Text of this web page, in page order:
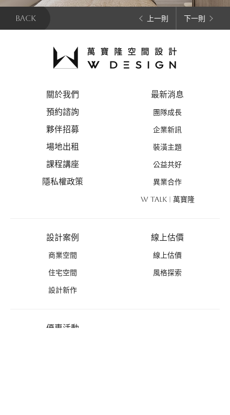
BACK 上一則 下一則
關於我們
預約諮詢
夥伴招募
場地出租
課程講座
隱私權政策
最新消息
團隊成長
企業新訊
裝潢主題
公益共好
異業合作
W TALK | 萬寶隆
設計案例
商業空間
住宅空間
設計新作
線上估價
線上估價
風格探索
優惠活動